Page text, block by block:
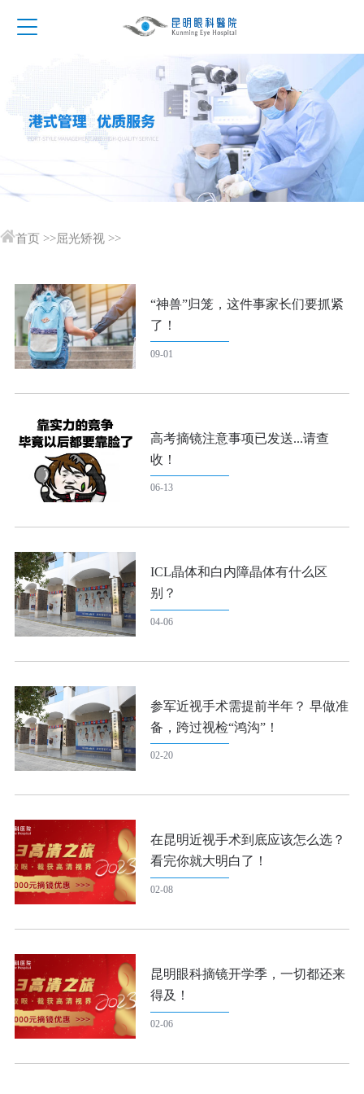
首页 >>屈光矫视 >>
“神兽”归笼，这件事家长们要抓紧
了！
09-01
高考摘镜注意事项已发送...请查
收！
06-13
ICL晶体和白内障晶体有什么区
别？
04-06
参军近视手术需提前半年？ 早做准
备，跨过视检“鸿沟”！
02-20
在昆明近视手术到底应该怎么选？
看完你就大明白了！
02-08
昆明眼科摘镜开学季，一切都还来
得及！
02-06